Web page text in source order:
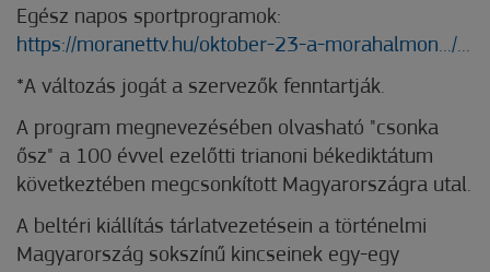
Egész napos sportprogramok:
https://moranettv.hu/oktober-23-a-morahalmon.../...
*A változás jogát a szervezők fenntartják.
A program megnevezésében olvasható "csonka
ősz" a 100 évvel ezelőtti trianoni békediktátum
következtében megcsonkított Magyarországra utal.
A beltéri kiállítás tárlatvezetésein a történelmi
Magyarország sokszínű kincseinek egy-egy